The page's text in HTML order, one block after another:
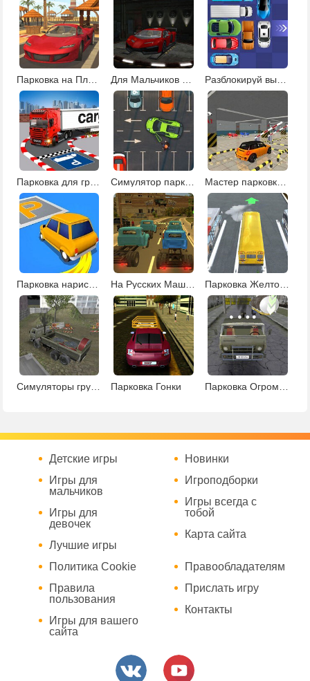
Парковка на Пляже
Парковка для грузовиков Симулятор парковки Мастер парковки машин
Парковка нарисуй маршрут На Русских Машинах Парковка Желтого Автобуса
Симуляторы грузовиков Парковка Гонки
Детские игры
Игры для
мальчиков
Игры для
девочек
Лучшие игры
Новинки
Игроподборки
Игры всегда с
тобой
Карта сайта
Политика Cookie
Правила
пользования
Игры для вашего
сайта
Правообладателям
Прислать игру
Контакты